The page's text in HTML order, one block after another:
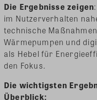
Die Ergebnisse zeigen
im Nutzerverhalten
technische
Wärmepumpen und
als Hebel für
den Fokus.
Die wichtigsten
Überblick: